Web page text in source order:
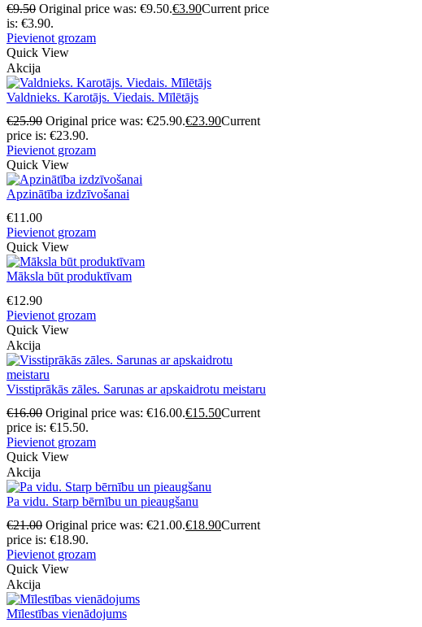
€9.50 Original price was: €9.50.€3.90Current price
is: €3.90.
Pievienot grozam
Quick View
Akcija
Valdnieks. Karotājs. Viedais. Mīlētājs
€25.90 Original price was: €25.90.€23.90Current
price is: €23.90.
Pievienot grozam
Quick View
Apzinātība izdzīvošanai
€11.00
Pievienot grozam
Quick View
Māksla būt produktīvam
€12.90
Pievienot grozam
Quick View
Akcija
Visstiprākās zāles. Sarunas ar apskaidrotu meistaru
€16.00 Original price was: €16.00.€15.50Current
price is: €15.50.
Pievienot grozam
Quick View
Akcija
Pa vidu. Starp bērnību un pieaugšanu
€21.00 Original price was: €21.00.€18.90Current
price is: €18.90.
Pievienot grozam
Quick View
Akcija
Mīlestības vienādojums